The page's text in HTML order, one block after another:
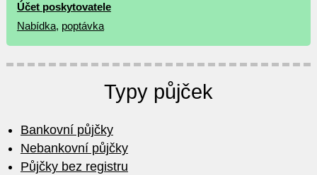
Účet poskytovatele
Nabídka, poptávka
Typy půjček
Bankovní půjčky
Nebankovní půjčky
Půjčky bez registru